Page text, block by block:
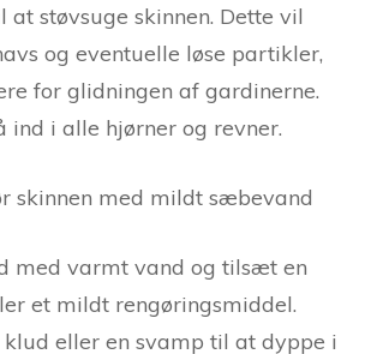
at støvsuge skinnen. Dette vil
og eventuelle løse partikler,
for glidningen af gardinerne.
ind i alle hjørner og revner.
skinnen med mildt sæbevand
med varmt vand og tilsæt en
et mildt rengøringsmiddel.
eller en svamp til at dyppe i